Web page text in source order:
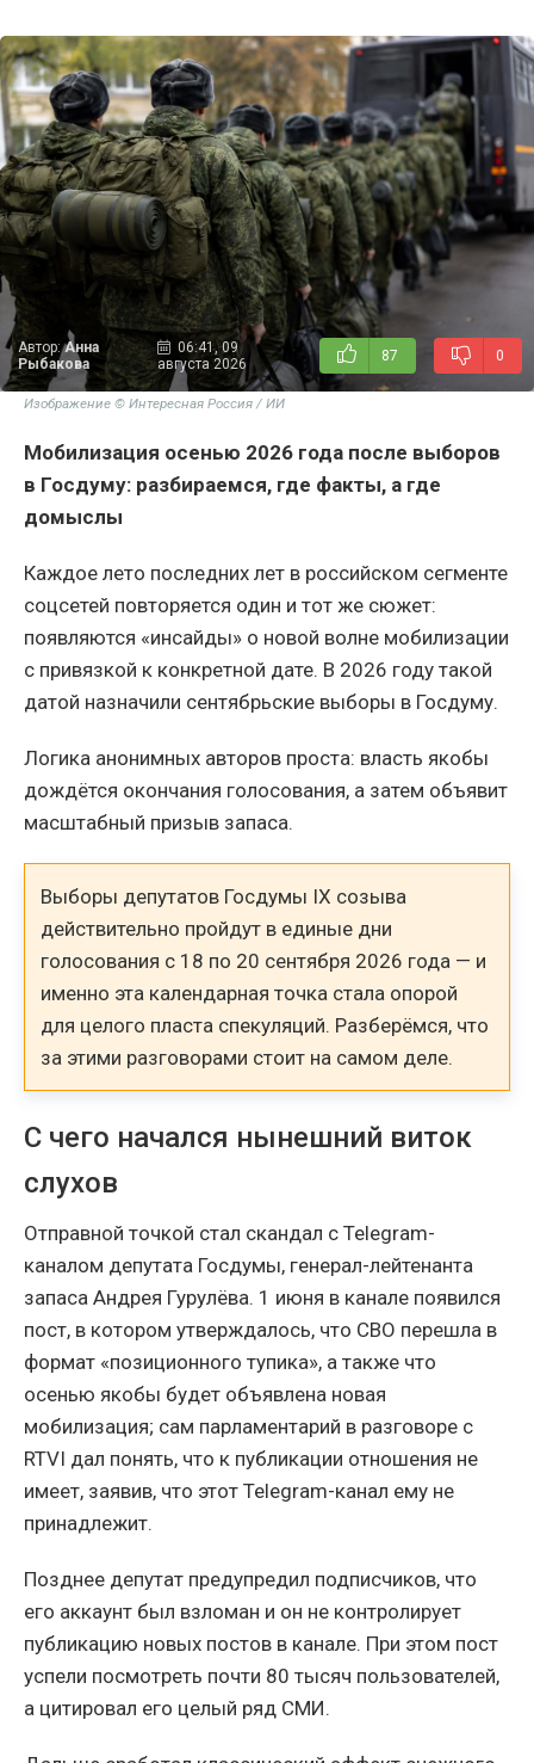
Автор:Анна
Рыбакова
06:41, 09
августа 2026
87 0
Изображение © Интересная Россия / ИИ
Мобилизация осенью 2026 года после выборов
в Госдуму: разбираемся, где факты, а где
домыслы
Каждое лето последних лет в российском сегменте
соцсетей повторяется один и тот же сюжет:
появляются «инсайды» о новой волне мобилизации
с привязкой к конкретной дате. В 2026 году такой
датой назначили сентябрьские выборы в Госдуму.
Логика анонимных авторов проста: власть якобы
дождётся окончания голосования, а затем объявит
масштабный призыв запаса.
Выборы депутатов Госдумы IX созыва
действительно пройдут в единые дни
голосования с 18 по 20 сентября 2026 года — и
именно эта календарная точка стала опорой
для целого пласта спекуляций. Разберёмся, что
за этими разговорами стоит на самом деле.
С чего начался нынешний виток
слухов
Отправной точкой стал скандал с Telegram-
каналом депутата Госдумы, генерал-лейтенанта
запаса Андрея Гурулёва. 1 июня в канале появился
пост, в котором утверждалось, что СВО перешла в
формат «позиционного тупика», а также что
осенью якобы будет объявлена новая
мобилизация; сам парламентарий в разговоре с
RTVI дал понять, что к публикации отношения не
имеет, заявив, что этот Telegram-канал ему не
принадлежит.
Позднее депутат предупредил подписчиков, что
его аккаунт был взломан и он не контролирует
публикацию новых постов в канале. При этом пост
успели посмотреть почти 80 тысяч пользователей,
а цитировал его целый ряд СМИ.